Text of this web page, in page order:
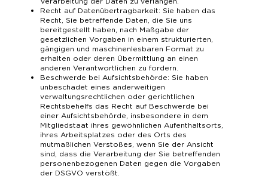
Recht auf Datenübertragbarkeit: Sie haben das
Recht, Sie betreffende Daten, die Sie uns
bereitgestellt haben, nach Maßgabe der
gesetzlichen Vorgaben in einem strukturierten,
gängigen und maschinenlesbaren Format zu
erhalten oder deren Übermittlung an einen
anderen Verantwortlichen zu fordern.
Beschwerde bei Aufsichtsbehörde: Sie haben
unbeschadet eines anderweitigen
verwaltungsrechtlichen oder gerichtlichen
Rechtsbehelfs das Recht auf Beschwerde bei
einer Aufsichtsbehörde, insbesondere in dem
Mitgliedstaat ihres gewöhnlichen Aufenthaltsorts,
ihres Arbeitsplatzes oder des Orts des
mutmaßlichen Verstoßes, wenn Sie der Ansicht
sind, dass die Verarbeitung der Sie betreffenden
personenbezogenen Daten gegen die Vorgaben
der DSGVO verstößt.